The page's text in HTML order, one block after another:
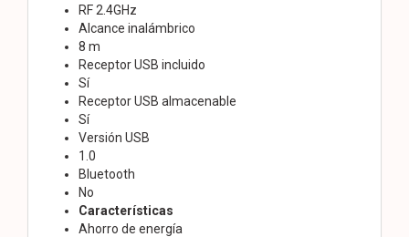
RF 2.4GHz
Alcance inalámbrico
8 m
Receptor USB incluido
Sí
Receptor USB almacenable
Sí
Versión USB
1.0
Bluetooth
No
Características
Ahorro de energía